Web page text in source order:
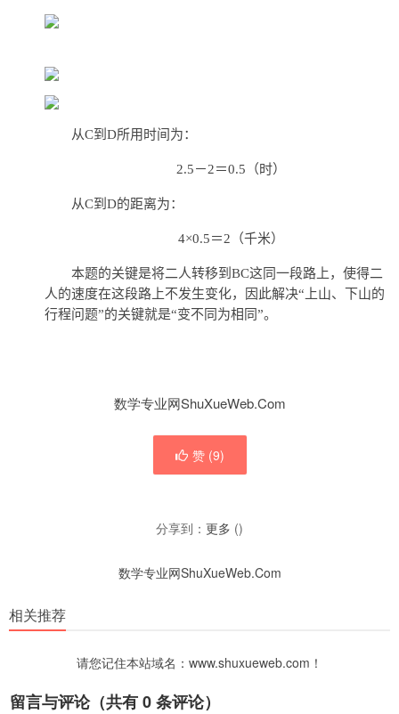
从C到D所用时间为：
2.5－2＝0.5（时）
从C到D的距离为：
4×0.5＝2（千米）
本题的关键是将二人转移到BC这同一段路上，使得二
人的速度在这段路上不发生变化，因此解决“上山、下山的
行程问题”的关键就是“变不同为相同”。
数学专业网ShuXueWeb.Com
赞 (9)
分享到： 更多 ()
数学专业网ShuXueWeb.Com
相关推荐
请您记住本站域名：www.shuxueweb.com！
留言与评论（共有0条评论）